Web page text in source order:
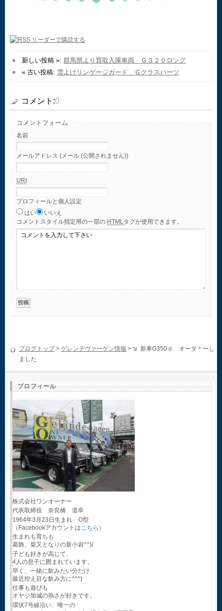
新しい投稿 »: 群馬県より買取入庫車両 Ｇ３２０ロング
« 古い投稿: 雪よけリンゲージガード Ｇクラスパーツ
コメント:0
コメントフォーム
名前
メールアドレス (メール (公開されません))
URI
プロフィールと個人設定
はい
いいえ
コメント スタイル指定用の一部の HTMLタグが使用できます。
ブログトップ> ゲレンデヴァーゲン情報 >
新車G350ｄ オーダ＾ーし
ました
プロフィール
株式会社ワンオーナー
代表取締役 奈良橋 道幸
1964年3月23日生まれ O型
（Facebookアカウントはこちら ）
生まれも育ちも
葛飾、柴又となりの新小岩^^)/
子ども好きが高じて、
4人の息子に囲まれています。
早く、一緒に飲みたい分だけ
最近控え目な飲み方に^^*)
仕事も遊びも
オヤジ加減の熱さが好きです。
環状7号線沿い、唯一の